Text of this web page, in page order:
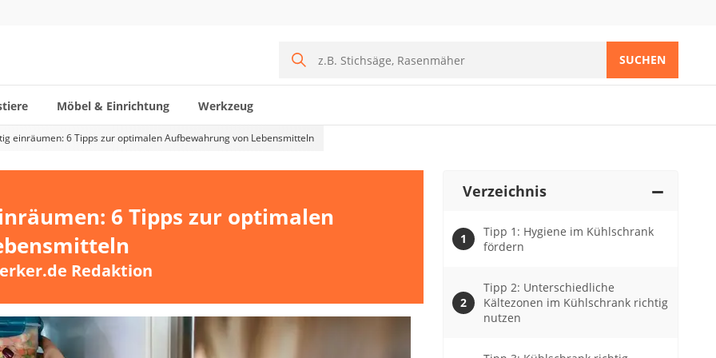
SUCHEN
Möbel & Einrichtung Werkzeug
einräumen: 6 Tipps zur optimalen Aufbewahrung von Lebensmitteln
6 Tipps zur optimalen
Redaktion
Verzeichnis
Tipp 1: Hygiene im Kühlschrank
fördern
Tipp 2: Unterschiedliche
Kältezonen im Kühlschrank richtig
nutzen